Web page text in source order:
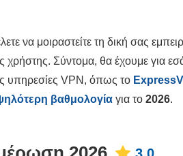
να μοιραστείτε τη δική σας
Σύντομα, θα έχουμε για
υπηρεσίες VPN, όπως το
βαθμολογία για το 2026.